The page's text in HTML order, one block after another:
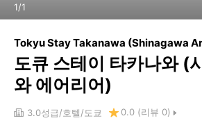
1/1
Tokyu Stay Takanawa (Shinagawa
도큐 스테이 타카나와 (
와 에어리어)
3.0성급 호텔 도쿄 0.0 (리뷰 0)